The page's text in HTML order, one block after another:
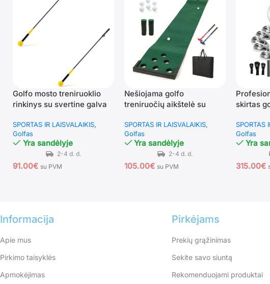
Golfo mosto treniruoklio
rinkinys su svertine galva
SPORTAS IR LAISVALAIKIS
Golfas
Yra sandėlyje
91.00€ su PVM
Nešiojama golfo
treniruočių aikštelė su
(Žalia)
SPORTAS IR LAISVALAIKIS
Golfas
Yra sandėlyje
105.00€ su PVM
skirtas
SPORTAS
Golfas
Yra
315.00€
Informacija
Apie mus
Pirkimo taisyklės
Apmokėjimas
Pirkėjams
Prekių grąžinimas
Sekite savo siuntą
Rekomenduojami produktai